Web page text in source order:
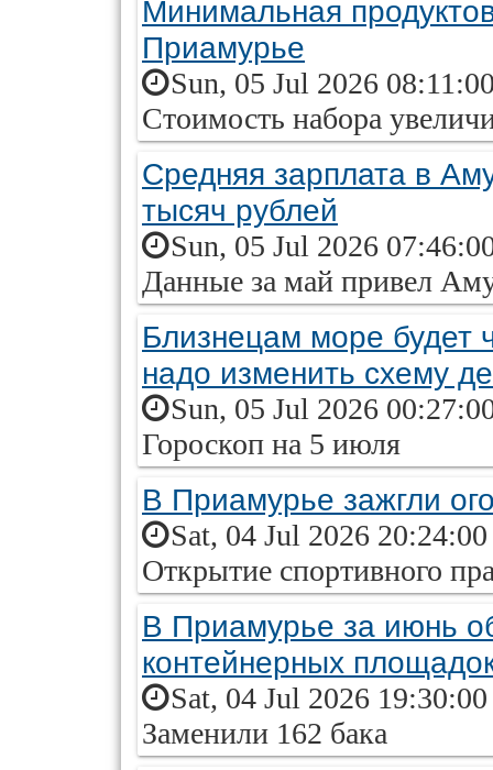
Минимальная
Приамурье
Sun, 05 Jul 2026
Стоимость набора
Средняя зарплата в
тысяч рублей
Sun, 05 Jul 2026
Данные за май привел
Близнецам море будет
надо изменить схему
Sun, 05 Jul 2026
Гороскоп на 5 июля
В Приамурье зажгли
Sat, 04 Jul 2026
Открытие спортивного
В Приамурье за июнь
контейнерных
Sat, 04 Jul 2026
Заменили 162 бака